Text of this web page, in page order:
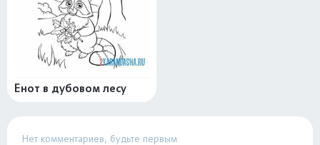
Енот в дубовом лесу
Нет комментариев, будьте первым